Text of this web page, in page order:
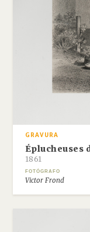
GRAVURA
Éplucheuses
1861
FOTÓGRAFO
Victor Frond